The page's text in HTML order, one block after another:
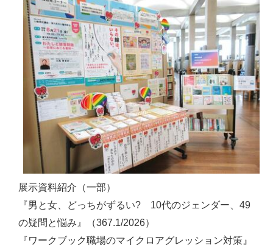
展示資料紹介（一部）
『男と女、どっちがずるい? 10代のジェンダー、49
の疑問と悩み』（367.1/2026）
『ワークブック職場のマイクロアグレッション対策』